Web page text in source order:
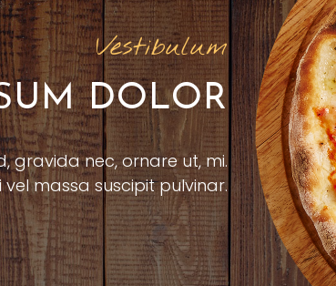
Vestibulum
DOLOR
gravida nec, ornare ut, mi.
massa suscipit pulvinar.